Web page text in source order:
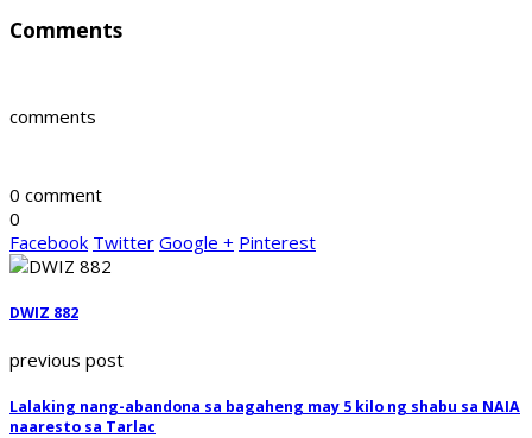
Comments
comments
0 comment
0
Facebook Twitter Google + Pinterest
DWIZ 882
previous post
Lalaking nang-abandona sa bagaheng may 5 kilo ng shabu sa NAIA
naaresto sa Tarlac